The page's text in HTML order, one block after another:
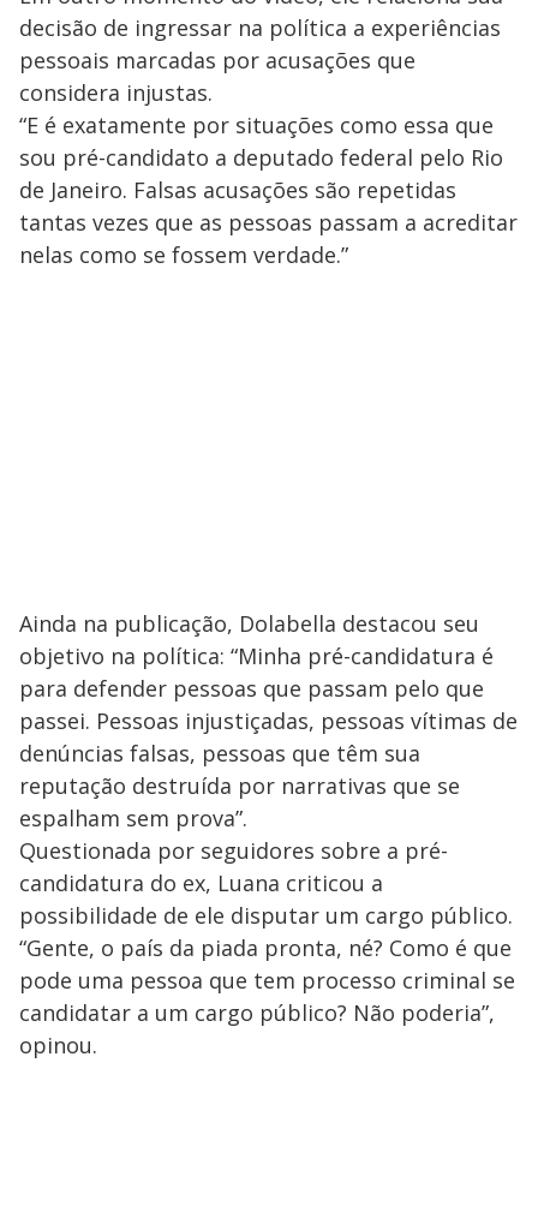
decisão de ingressar na política a experiências
pessoais marcadas por acusações que
considera injustas.
“E é exatamente por situações como essa que
sou pré-candidato a deputado federal pelo Rio
de Janeiro. Falsas acusações são repetidas
tantas vezes que as pessoas passam a acreditar
nelas como se fossem verdade.”
Ainda na publicação, Dolabella destacou seu
objetivo na política: “Minha pré-candidatura é
para defender pessoas que passam pelo que
passei. Pessoas injustiçadas, pessoas vítimas de
denúncias falsas, pessoas que têm sua
reputação destruída por narrativas que se
espalham sem prova”.
Questionada por seguidores sobre a pré-
candidatura do ex, Luana criticou a
possibilidade de ele disputar um cargo público.
“Gente, o país da piada pronta, né? Como é que
pode uma pessoa que tem processo criminal se
candidatar a um cargo público? Não poderia”,
opinou.